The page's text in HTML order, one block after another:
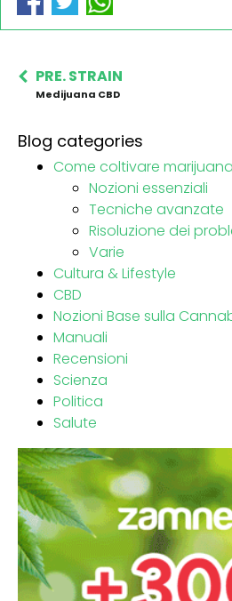
PRE. STRAIN
Medijuana CBD
Blog categories
Come coltivare marijuana
Nozioni essenziali
Tecniche avanzate
Risoluzione dei
Varie
Cultura & Lifestyle
CBD
Nozioni Base sulla
Manuali
Recensioni
Scienza
Politica
Salute